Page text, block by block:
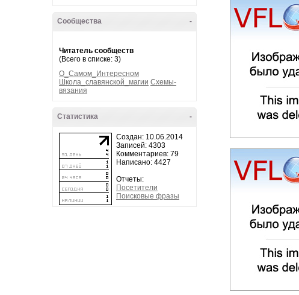
-
Сообщества
Читатель сообществ
(Всего в списке: 3)
О_Самом_Интересном
Школа_славянской_магии Схемы-
вязания
-
Статистика
Создан: 10.06.2014
Записей: 4303
Комментариев: 79
Написано: 4427
Отчеты:
Посетители
Поисковые фразы